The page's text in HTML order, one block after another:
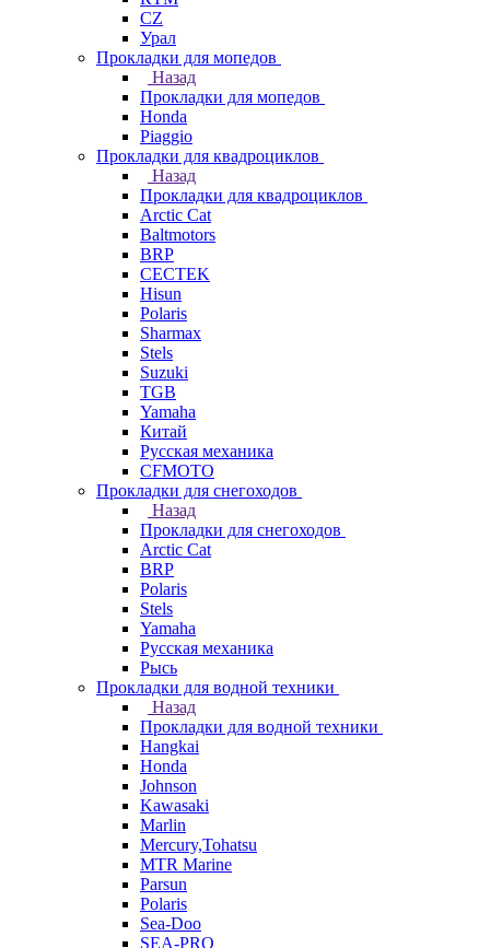
СZ
Урал
Прокладки для мопедов
Назад
Прокладки для мопедов
Honda
Piaggio
Прокладки для квадроциклов
Назад
Прокладки для квадроциклов
Arctic Cat
Baltmotors
BRP
CECTEK
Hisun
Polaris
Sharmax
Stels
Suzuki
TGB
Yamaha
Китай
Русская механика
СFMOTO
Прокладки для снегоходов
Назад
Прокладки для снегоходов
Arctic Cat
BRP
Polaris
Stels
Yamaha
Русская механика
Рысь
Прокладки для водной техники
Назад
Прокладки для водной техники
Hangkai
Honda
Johnson
Kawasaki
Marlin
Mercury,Tohatsu
MTR Marine
Parsun
Polaris
Sea-Doo
SEA-PRO